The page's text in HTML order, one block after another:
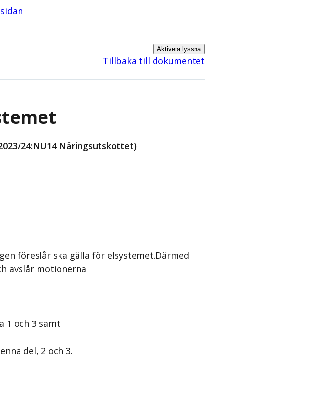
Aktivera lyssna
Tillbaka till dokumentet
24:NU14 Näringsutskottet)
föreslår ska gälla för elsystemet.Därmed
avslår motionerna
1 och 3 samt
del, 2 och 3.